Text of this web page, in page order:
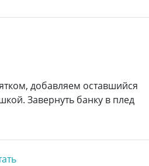
добавляем оставшийся
Завернуть банку в плед